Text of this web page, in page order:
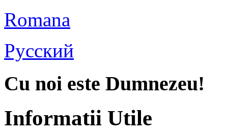
Romana
Русский
Cu noi este Dumnezeu!
Informatii Utile